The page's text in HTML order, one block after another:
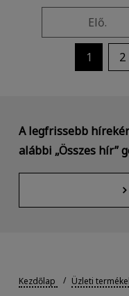
Elő.
1 2
A legfrissebb
alábbi „Összes hír”
Kezdőlap Üzleti